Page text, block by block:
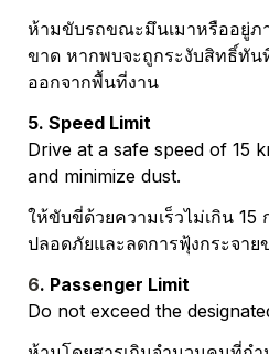
ห้ามขับรถขณะมึนเมาหรืออยู่ภา
ขาด หากพบจะถูกระงับสิทธิ์ทัน
ออกจากพื้นที่งาน
5. Speed Limit
Drive at a safe speed of 15
and minimize dust.
ให้ขับขี่ด้วยความเร็วไม่เกิน 15
ปลอดภัยและลดการฟุ้งกระจาย
6. Passenger Limit
Do not exceed the